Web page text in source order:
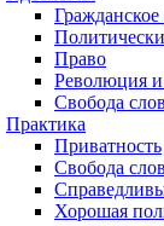
Право
Революция
Свобода
Практика
Приватность
Свобода
Хорошая